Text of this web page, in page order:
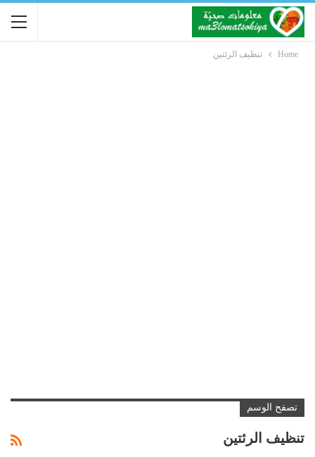
Home تنظيف الرئتين
تصفح الوسم
تنظيف الرئتين